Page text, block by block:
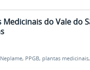
do Vale do
Neplame, PPGB, plantas medicinais,